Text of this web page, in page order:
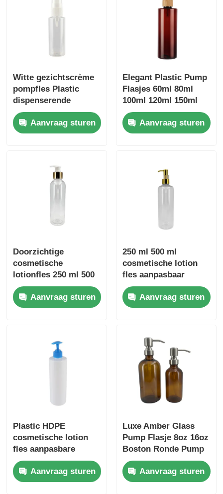
Witte gezichtscrème
pompfles Plastic
dispenserende
pompfles
Aanvraag sturen
Elegant Plastic Pump
Flasjes 60ml 80ml
100ml 120ml 150ml
180ml 200ml 250ml
300ml PET Amber
Flas
Aanvraag sturen
Doorzichtige
cosmetische
lotionfles 250 ml 500
ml cosmetische
verpakkingscontainers
Aanvraag sturen
250 ml 500 ml
cosmetische lotion
fles aanpasbaar
transparante lotion
fles met gouden
pompkoppen
Aanvraag sturen
Plastic HDPE
cosmetische lotion
fles aanpasbare
cosmetische
verpakkingsflessen
Aanvraag sturen
Luxe Amber Glass
Pump Flasje 8oz 16oz
Boston Ronde Pump
Flasjes
Aanvraag sturen